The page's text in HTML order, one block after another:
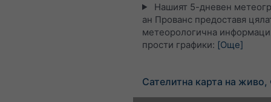
Нашият 5-дневен
ан Прованс предоставя
метеорологична
прости графики: [Още]
Сателитна карта на